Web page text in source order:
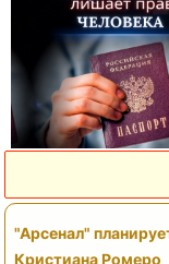
"Арсенал"
Кристиана Ромеро